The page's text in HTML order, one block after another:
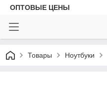
ОПТОВЫЕ ЦЕНЫ
Товары Ноутбуки